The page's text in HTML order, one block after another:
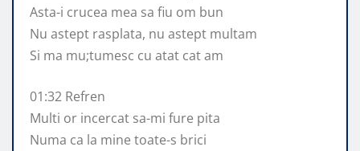
Asta-i crucea mea sa fiu om bun
Nu astept rasplata, nu astept multam
Si ma mu;tumesc cu atat cat am
01:32 Refren
Multi or incercat sa-mi fure pita
Numa ca la mine toate-s brici